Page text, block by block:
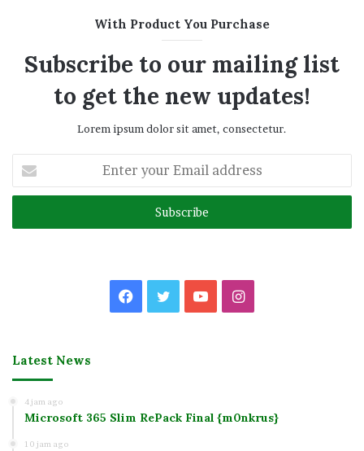
With Product You Purchase
Subscribe to our mailing list
to get the new updates!
Lorem ipsum dolor sit amet, consectetur.
your
Email
Facebook
TwitterYouTubeInstagram
Latest News
4 jam ago
Microsoft 365 Slim RePack Final {m0nkrus}
10 jam ago